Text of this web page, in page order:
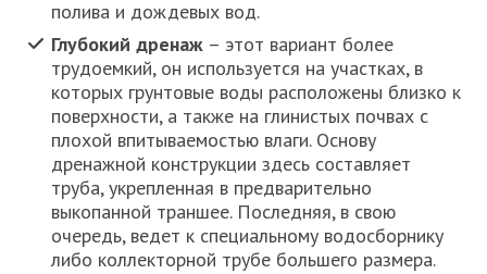
полива и дождевых вод.
Глубокий дренаж – этот вариант более
трудоемкий, он используется на участках, в
которых грунтовые воды расположены близко к
поверхности, а также на глинистых почвах с
плохой впитываемостью влаги. Основу
дренажной конструкции здесь составляет
труба, укрепленная в предварительно
выкопанной траншее. Последняя, в свою
очередь, ведет к специальному водосборнику
либо коллекторной трубе большего размера.